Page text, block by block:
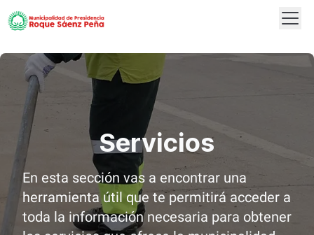
Servicios
En esta sección vas a encontrar una
herramienta útil que te permitirá acceder a
toda la información necesaria para obtener